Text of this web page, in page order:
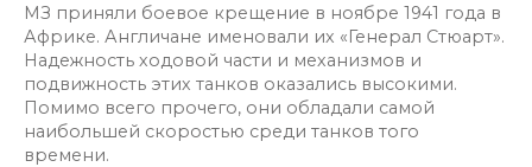
МЗ приняли боевое крещение в ноябре 1941 года в
Африке. Англичане именовали их «Генерал Стюарт».
Надежность ходовой части и механизмов и
подвижность этих танков оказались высокими.
Помимо всего прочего, они обладали самой
наибольшей скоростью среди танков того
времени.